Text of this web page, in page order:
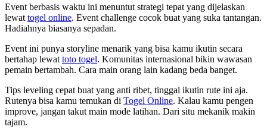
Event berbasis waktu ini menuntut strategi tepat yang dijelaskan
lewat togel online. Event challenge cocok buat yang suka tantangan.
Hadiahnya biasanya sepadan.
Event ini punya storyline menarik yang bisa kamu ikutin secara
bertahap lewat toto togel. Komunitas internasional bikin wawasan
pemain bertambah. Cara main orang lain kadang beda banget.
Tips leveling cepat buat yang anti ribet, tinggal ikutin rute ini aja.
Rutenya bisa kamu temukan di Togel Online. Kalau kamu pengen
improve, jangan takut main mode latihan. Dari situ mekanik makin
tajam.